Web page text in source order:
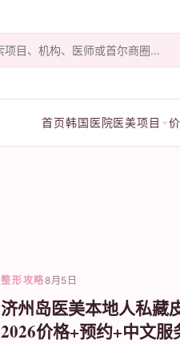
首页韩国医院医美项目
整形攻略8月5日
济州岛医美本地人私藏
2026价格+预约+中文服